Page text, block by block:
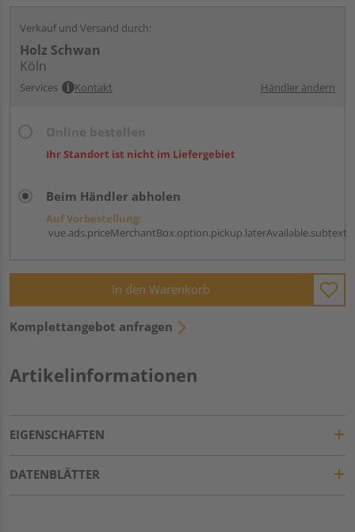
Verkauf und Versand durch:
Holz Schwan
Köln
Services Kontakt Händler ändern
Ihr Standort ist nicht im Liefergebiet
Beim Händler abholen
Auf Vorbestellung:
vue.ads.priceMerchantBox.option.pickup.laterAvailable.subtext
In den Warenkorb
Komplettangebot anfragen
Artikelinformationen
EIGENSCHAFTEN
DATENBLÄTTER